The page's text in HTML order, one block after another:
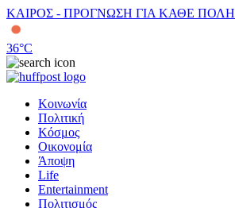
ΚΑΙΡΟΣ - ΠΡΟΓΝΩΣΗ ΓΙΑ ΚΑΘΕ ΠΟΛΗ
36°C
Κοινωνία
Πολιτική
Κόσμος
Οικονομία
Άποψη
Life
Entertainment
Πολιτισμός